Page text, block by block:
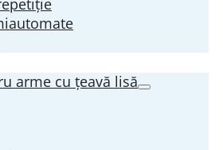
arme cu țeavă lisă